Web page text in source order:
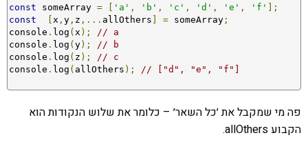
const someArray = [ 'a' , 'b' , 'c' , 'd' , 'e' , 'f' ];
const
[ x , y , z ,... allOthers ] = someArray ;
console . log ( x );
// a
console . log (y);
// b
console . log ( z );
// c
console . log ( allOthers ); // ["d", "e", "f"]
פה מי שמקבל את ׳כל השאר׳ – כלומר את שלוש הנקודות הוא
הקבוע allOthers.